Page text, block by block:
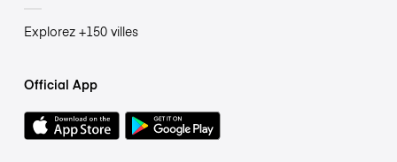
Explorez +150 villes
Official App